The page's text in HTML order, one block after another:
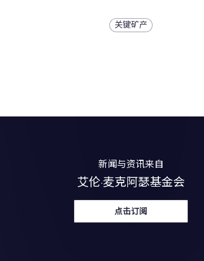
关键矿产
新闻与资讯来自
艾伦·麦克阿瑟基金会
点击订阅